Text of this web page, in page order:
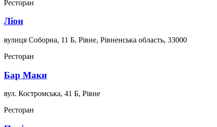
Ресторан
Ліон
вулиця Соборна, 11 Б, Рівне, Рівненська область, 33000
Ресторан
Бар Маки
вул. Костромська, 41 Б, Рівне
Ресторан